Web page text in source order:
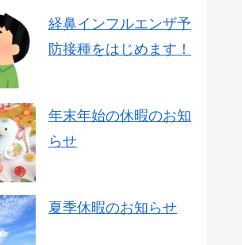
経鼻インフルエンザ予
防接種をはじめます！
年末年始の休暇のお知
らせ
夏季休暇のお知らせ